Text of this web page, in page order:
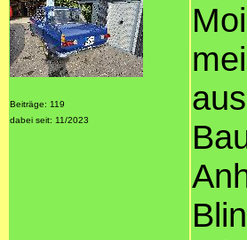
Beiträge: 119
dabei seit: 11/2023